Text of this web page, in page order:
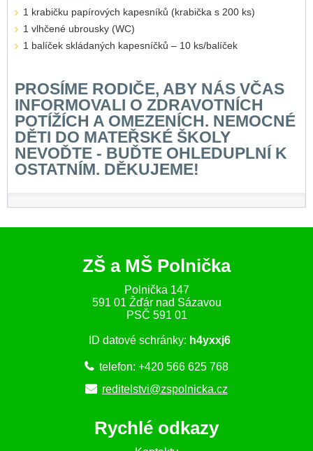
1 krabičku papírových kapesníků (krabička s 200 ks)
1 vlhčené ubrousky (WC)
1 balíček skládaných kapesníčků – 10 ks/balíček
PROSÍME RODIČE, ABY NÁS VČAS
INFORMOVALI O ZDRAVOTNÍCH
POTÍŽÍCH A OMEZENÍCH. NEMOCNÉ
DĚTI DO MATEŘSKÉ ŠKOLY
NEVOĎTE - BUĎTE OHLEDUPLNÍ K
OSTATNÍM. DĚKUJEME!
ZŠ a MŠ Polnička
Polnička 147
591 01 Žďár nad Sázavou
PSČ 591 01
ID datové schránky: h4yxxj6
telefon: +420 566 625 768
reditelstvi@zspolnicka.cz
Rychlé odkazy